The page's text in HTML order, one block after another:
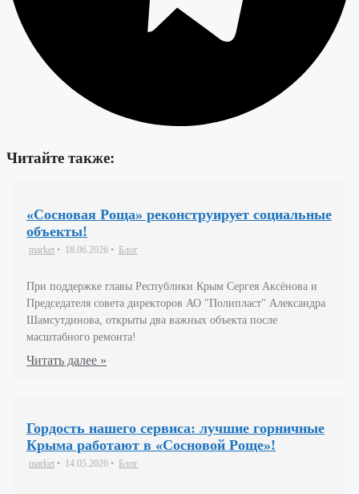
Читайте также:
«Сосновая Роща» реконструирует социальные
объекты!
market • 18.06.2026 • Блог
При поддержке главы Республики Крым Сергея Аксёнова и
Председателя совета директоров АО "Полипласт" Александра
Шамсутдинова, открыты два важных объекта после
масштабного ремонта!
Читать далее »
Гордость нашего сервиса: лучшие горничные
Крыма работают в «Сосновой Роще»!
market • 14.05.2026 • Блог